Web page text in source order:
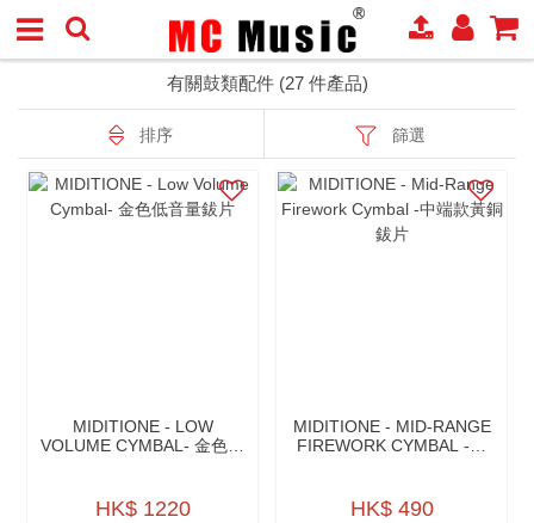
有關鼓類配件 (27 件產品)
排序 篩選
MIDITIONE - LOW
VOLUME CYMBAL- 金色低
HK$ 1220
MIDITIONE - MID-RANGE
FIREWORK CYMBAL -中
HK$ 490